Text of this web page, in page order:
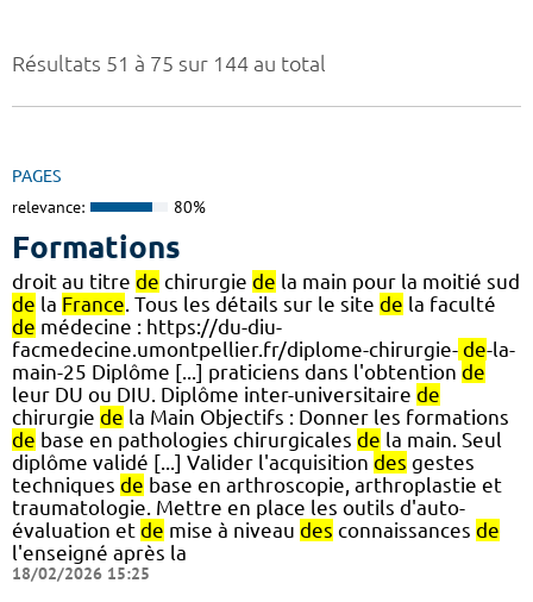
Résultats 51 à 75 sur 144 au total
PAGES
relevance: 80%
Formations
droit au titre de chirurgie de la main pour la moitié sud
de la France. Tous les détails sur le site de la faculté
de médecine : https://du-diu-
facmedecine.umontpellier.fr/diplome-chirurgie- de-la-
main-25 Diplôme [...] praticiens dans l'obtention de
leur DU ou DIU. Diplôme inter-universitaire de
chirurgie de la Main Objectifs : Donner les formations
de base en pathologies chirurgicales de la main. Seul
diplôme validé [...] Valider l'acquisition des gestes
techniques de base en arthroscopie, arthroplastie et
traumatologie. Mettre en place les outils d'auto-
évaluation et de mise à niveau des connaissances de
l'enseigné après la
18/02/2026 15:25